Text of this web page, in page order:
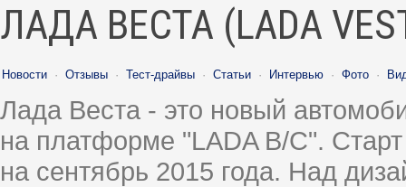
ЛАДА ВЕСТА (LADA
Новости · Отзывы · Тест-драйвы · Статьи · Интервью · Фото ·
Лада Веста - это новый
на платформе "LADA B/C".
на сентябрь 2015 года. Над